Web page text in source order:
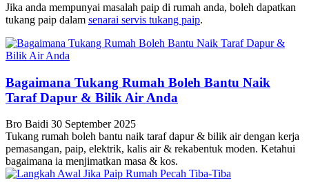
Jika anda mempunyai masalah paip di rumah anda, boleh dapatkan
tukang paip dalam senarai servis tukang paip.
Bagaimana Tukang Rumah Boleh Bantu Naik
Taraf Dapur & Bilik Air Anda
Bro Baidi 30 September 2025
Tukang rumah boleh bantu naik taraf dapur & bilik air dengan kerja
pemasangan, paip, elektrik, kalis air & rekabentuk moden. Ketahui
bagaimana ia menjimatkan masa & kos.